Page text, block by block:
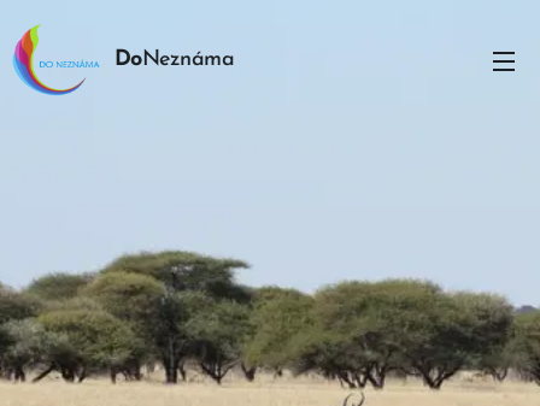
DoNeznáma